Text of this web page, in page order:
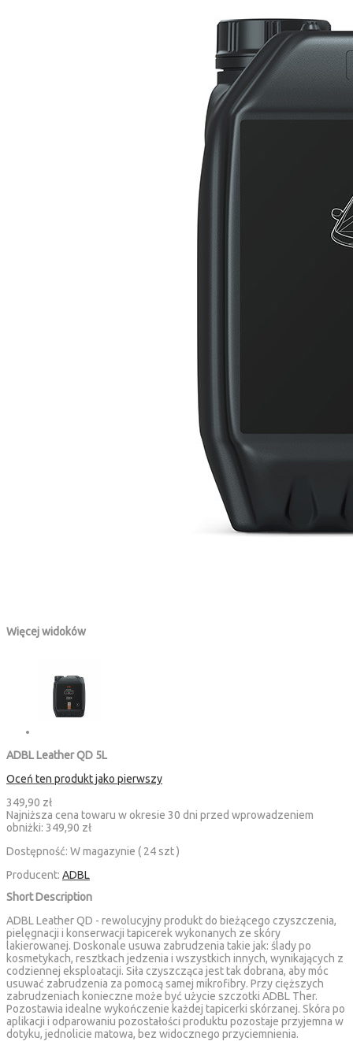
Więcej widoków
ADBL Leather QD 5L
Oceń ten produkt jako pierwszy
349,90 zł
Najniższa cena towaru w okresie 30 dni przed wprowadzeniem
obniżki: 349,90 zł
Dostępność: W magazynie ( 24 szt )
Producent: ADBL
Short Description
ADBL Leather QD - rewolucyjny produkt do bieżącego czyszczenia,
pielęgnacji i konserwacji tapicerek wykonanych ze skóry
lakierowanej. Doskonale usuwa zabrudzenia takie jak: ślady po
kosmetykach, resztkach jedzenia i wszystkich innych, wynikających z
codziennej eksploatacji. Siła czyszcząca jest tak dobrana, aby móc
usuwać zabrudzenia za pomocą samej mikrofibry. Przy cięższych
zabrudzeniach konieczne może być użycie szczotki ADBL Ther.
Pozostawia idealne wykończenie każdej tapicerki skórzanej. Skóra po
aplikacji i odparowaniu pozostałości produktu pozostaje przyjemna w
dotyku, jednolicie matowa, bez widocznego przyciemnienia.